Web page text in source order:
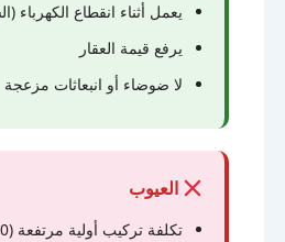
يعمل أثناء انقطاع
يرفع قيمة العقار
لا ضوضاء أو انبعاثات مزعجة
العيوب
تكلفة تركيب أولية مرتفعة (5,000–18,000 جنيه)